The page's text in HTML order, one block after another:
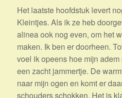
Het laatste hoofdstuk levert
Kleintjes. Als ik ze heb
alinea ook nog even, om het
maken. Ik ben er doorheen.
voel ik opeens hoe mijn
een zacht jammertje. De
naar mijn ogen en komt er
schouders schokken. Het is